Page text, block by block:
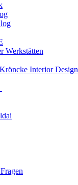
Werkstätten
Interior Design